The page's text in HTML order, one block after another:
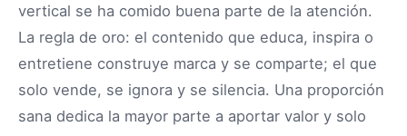
vertical se ha comido buena parte de la atención.
La regla de oro: el contenido que educa, inspira o
entretiene construye marca y se comparte; el que
solo vende, se ignora y se silencia. Una proporción
sana dedica la mayor parte a aportar valor y solo